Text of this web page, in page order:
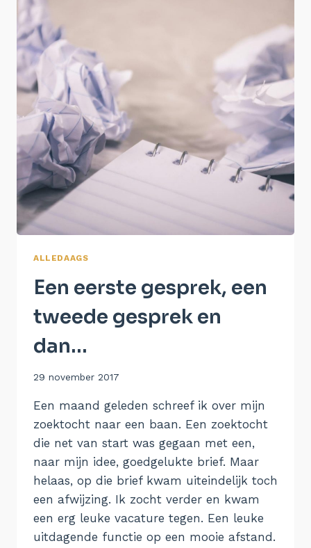
ALLEDAAGS
Een eerste gesprek, een
tweede gesprek en
dan…
Door
29 november 2017
Een maand geleden schreef ik over mijn
zoektocht naar een baan. Een zoektocht
die net van start was gegaan met een,
naar mijn idee, goedgelukte brief. Maar
helaas, op die brief kwam uiteindelijk toch
een afwijzing. Ik zocht verder en kwam
een erg leuke vacature tegen. Een leuke
uitdagende functie op een mooie afstand.